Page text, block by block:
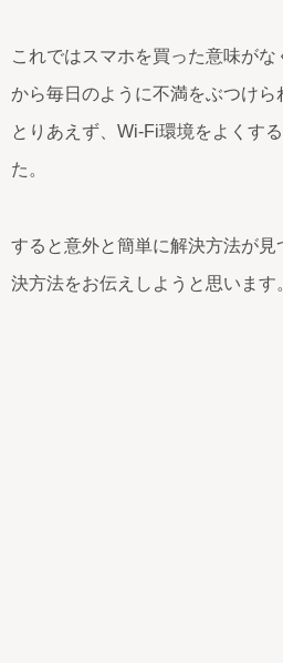
これではスマホを買った意味が
から毎日のように不満をぶつけ
とりあえず、Wi-Fi環境をよくす
た。
すると意外と簡単に解決方法が
決方法をお伝えしようと思います